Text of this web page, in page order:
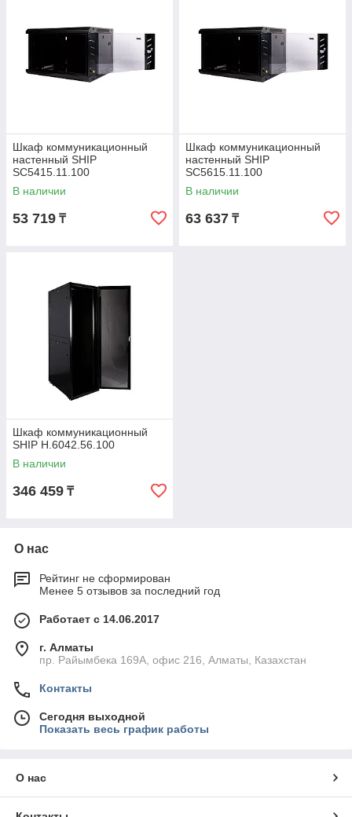
Шкаф коммуникационный
настенный SHIP
SC5415.11.100
В наличии
53 719 ₸
Шкаф коммуникационный
настенный SHIP
SC5615.11.100
В наличии
63 637 ₸
Шкаф коммуникационный
SHIP H.6042.56.100
В наличии
346 459 ₸
О нас
Рейтинг не сформирован
Менее 5 отзывов за последний год
Работает с 14.06.2017
г. Алматы
пр. Райымбека 169А, офис 216, Алматы, Казахстан
Контакты
Сегодня выходной
Показать весь график работы
О нас